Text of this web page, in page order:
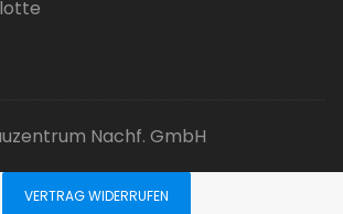
Nachf. GmbH
VERTRAG WIDERRUFEN